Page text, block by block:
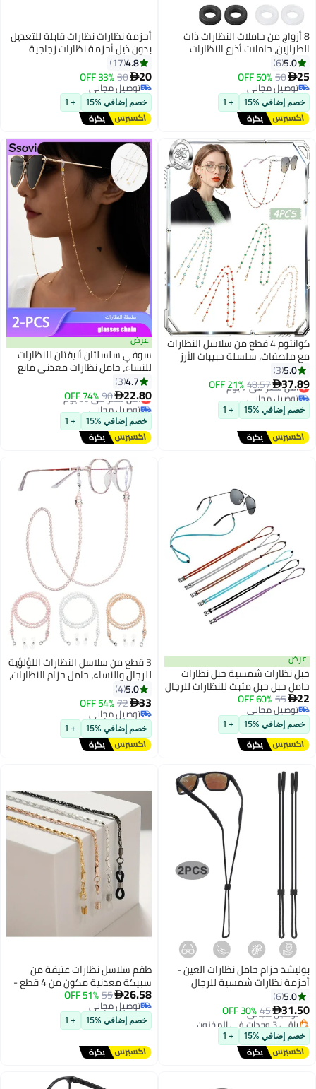
حاملات النظارات ذات
أذرع النظارات
السيليكون، واقيات
سدادات النظارات،
الأذن
50% OFF
%15
+ 1
أحزمة نظارات نظارات قابلة للتعديل
بدون ذيل أحزمة نظارات زجاجية
قابلة للتعديل للرجال والنساء
ونظارات الأطفال والنظارات
33% OFF
توصيل مجاني
توصيل مجاني
خصم إضافي %15 + 1
كوانتوم 4 قطع من سلاسل النظارات
سلسلة حبيبات الأرز
الشمسية
سلسلة معلقة قابلة
للرقبة تناسب النساء
48.57
21% OFF 7 يوم
7 يوم
%15
+ 1
عرض
سوفي سلسلتان أنيقتان للنظارات
للنساء، حامل نظارات معدني مانع
للانزلاق حول الرقبة، حبل تعليق
خفيف الوزن مطلي بالكهرباء
لنظارات الشمس وحزام للكمامة
لنظارات القراءة - ذهبي وفضي
90
74% OFF
أقل سعر في 30 يوم
توصيل مجاني
أقل سعر في 30 يوم
خصم إضافي %15 + 1
شمسية حبل نظارات
مثبت للنظارات للرجال
60% OFF
%15
+ 1
3 قطع من سلاسل النظارات اللؤلؤية
للرجال والنساء، حامل حزام النظارات،
حبل معلق للرقبة، إكسسوار
النظارات (ذهبي وردي/وردي/أبيض)
5.0
4
54% OFF
توصيل مجاني
توصيل مجاني
خصم إضافي %15 + 1
حامل نظارات العين -
شمسية للرجال
- حامل نظارات
- حبل نظارات - قطعتان45
30% OFF
%15
+ 1
طقم سلاسل نظارات عتيقة من
سبيكة معدنية مكون من 4 قطع -
حامل نظارات مجوف، سلسلة نظارات
شمسية مانعة للانزلاق للنساء،
إكسسوار نظارات عصري متعدد
26.58
55
51% OFF
توصيل مجاني
توصيل مجاني
خصم إضافي %15 + 1